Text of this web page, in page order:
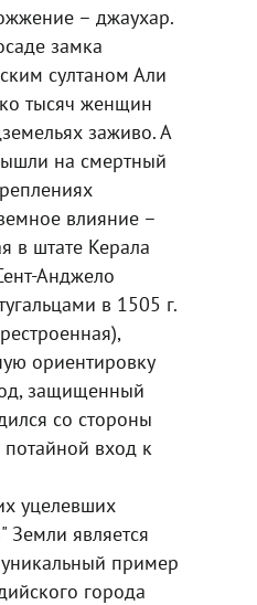
– джаухар.
замка
султаном Али
тысяч женщин
заживо. А
на смертный
влияние –
в штате Керала
Анджело
в 1505 г.
ориентировку
защищенный
со стороны
вход к
уцелевших
Земли является
пример
города